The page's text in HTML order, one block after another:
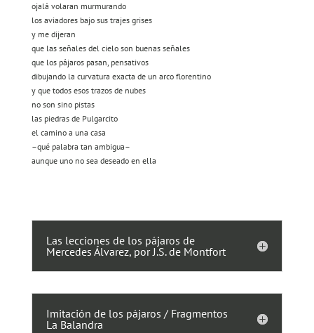
ojalá volaran murmurando
los aviadores bajo sus trajes grises
y me dijeran
que las señales del cielo son buenas señales
que los pájaros pasan, pensativos
dibujando la curvatura exacta de un arco florentino
y que todos esos trazos de nubes
no son sino pistas
las piedras de Pulgarcito
el camino a una casa
–qué palabra tan ambigua–
aunque uno no sea deseado en ella
Las lecciones de los pájaros de
Mercedes Álvarez, por J.S. de Montfort
Imitación de los pájaros / Fragmentos
La Balandra